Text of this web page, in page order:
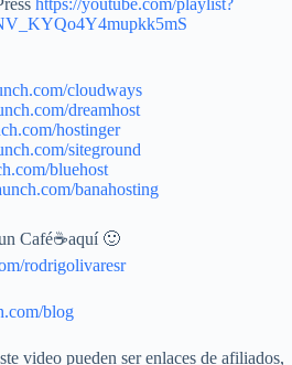
https://youtube.com/playlist?
cloudways
dreamhost
hostinger
siteground
bluehost
banahosting
Café☕aquí 🙂
rodrigolivaresr
blog
video pueden ser enlaces de afiliados,